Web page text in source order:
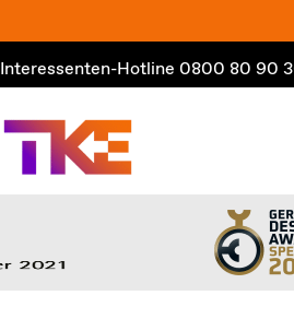
Interessenten-Hotline 0800 80 90